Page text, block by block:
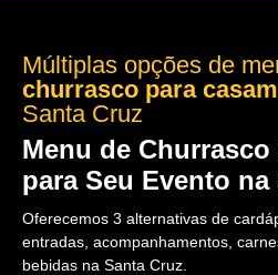
Múltiplas opções de
churrasco para
Santa Cruz
Menu de
para Seu Evento na
Oferecemos 3 alternativas de
entradas, acompanhamentos,
bebidas na Santa Cruz.